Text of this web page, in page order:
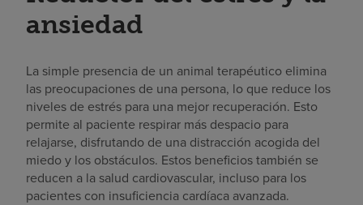
ansiedad
La simple presencia de un animal terapéutico elimina
las preocupaciones de una persona, lo que reduce los
niveles de estrés para una mejor recuperación. Esto
permite al paciente respirar más despacio para
relajarse, disfrutando de una distracción acogida del
miedo y los obstáculos. Estos beneficios también se
reducen a la salud cardiovascular, incluso para los
pacientes con insuficiencia cardíaca avanzada.